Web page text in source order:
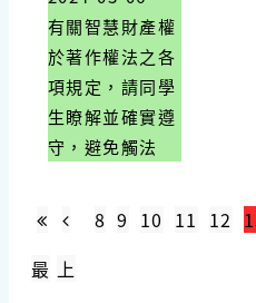
有關智慧財產權
於著作權法之各
項規定，請同學
生瞭解並確實遵
守，避免觸法
最 上
8 9 10 11 12